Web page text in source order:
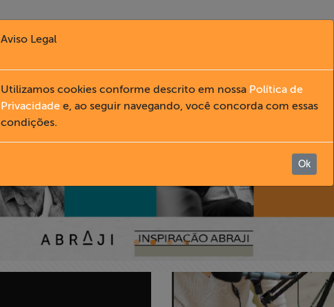
Aviso Legal
Utilizamos cookies conforme descrito em nossa Política de
Privacidade e, ao seguir navegando, você concorda com essas
condições.
Ok